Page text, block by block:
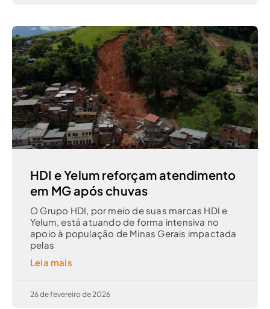
HDI e Yelum reforçam atendimento
em MG após chuvas
O Grupo HDI, por meio de suas marcas HDI e
Yelum, está atuando de forma intensiva no
apoio à população de Minas Gerais impactada
pelas
Leia mais
26 de fevereiro de 2026